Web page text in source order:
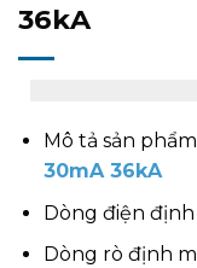
36kA
Mô tả sản
30mA 36kA
Dòng điện định
Dòng rò định